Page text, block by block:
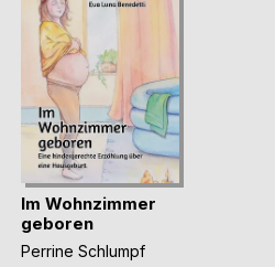
Im Wohnzimmer
geboren
Perrine Schlumpf